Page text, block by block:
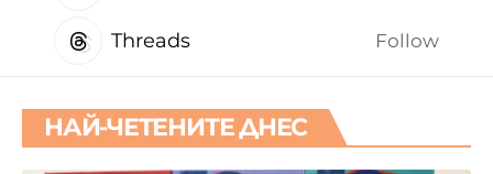
Threads Follow
НАЙ-ЧЕТЕНИТЕ ДНЕС